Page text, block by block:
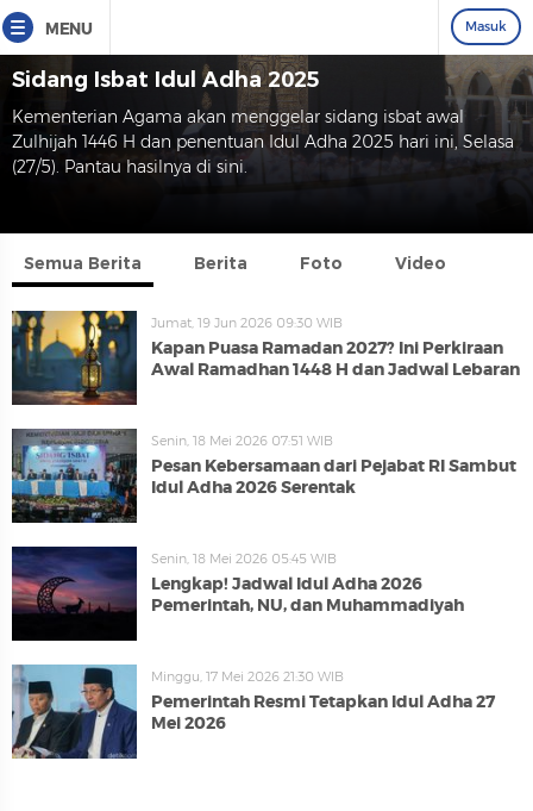
MENU Masuk
Sidang Isbat Idul Adha 2025
Kementerian Agama akan menggelar sidang isbat awal
Zulhijah 1446 H dan penentuan Idul Adha 2025 hari ini, Selasa
(27/5). Pantau hasilnya di sini.
Semua Berita Berita Foto Video
Jumat, 19 Jun 2026 09:30 WIB
Kapan Puasa Ramadan 2027? Ini Perkiraan
Awal Ramadhan 1448 H dan Jadwal Lebaran
Senin, 18 Mei 2026 07:51 WIB
Pesan Kebersamaan dari Pejabat RI Sambut
Idul Adha 2026 Serentak
Senin, 18 Mei 2026 05:45 WIB
Lengkap! Jadwal Idul Adha 2026
Pemerintah, NU, dan Muhammadiyah
Minggu, 17 Mei 2026 21:30 WIB
Pemerintah Resmi Tetapkan Idul Adha 27
Mei 2026